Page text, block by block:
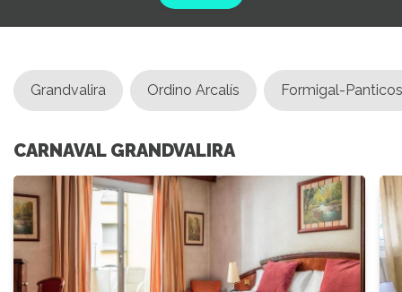
Grandvalira Ordino Arcalís Formigal-
CARNAVAL GRANDVALIRA